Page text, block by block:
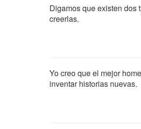
Digamos que existen dos
creerlas.
Yo creo que el mejor
inventar historias nuevas.